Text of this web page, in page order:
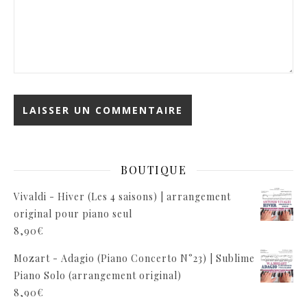
BOUTIQUE
Vivaldi - Hiver (Les 4 saisons) | arrangement
original pour piano seul
8,90€
Mozart - Adagio (Piano Concerto N°23) | Sublime
Piano Solo (arrangement original)
8,90€